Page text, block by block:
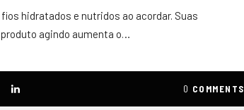
hidratados e nutridos ao acordar. Suas
agindo aumenta o…
0 COMMENTS